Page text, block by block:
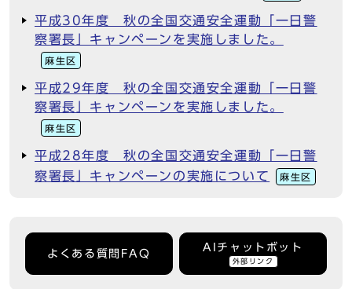
平成30年度 秋の全国交通安全運動「一日警
察署長」キャンペーンを実施しました。
麻生区
平成29年度 秋の全国交通安全運動「一日警
察署長」キャンペーンを実施しました。
麻生区
平成28年度 秋の全国交通安全運動「一日警
察署長」キャンペーンの実施について
麻生区
よくある質問FAQ
AIチャットボット
外部リンク